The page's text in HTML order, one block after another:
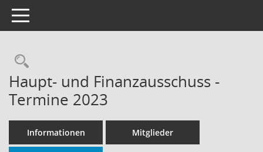
Toggle navigation
Rechercheauswahl
Haupt- und Finanzausschuss -
Termine 2023
Informationen Mitglieder